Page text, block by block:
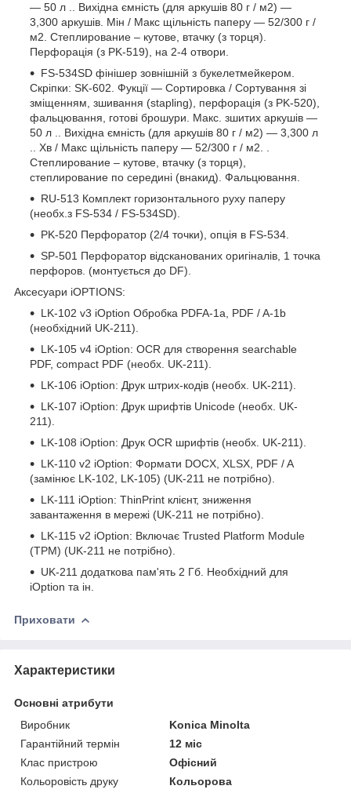
― 50 л .. Вихідна ємність (для аркушів 80 г / м2) ―
3,300 аркушів. Мін / Макс щільність паперу ― 52/300 г /
м2. Степлирование – кутове, втачку (з торця).
Перфорація (з PK-519), на 2-4 отвори.
FS-534SD фінішер зовнішній з букелетмейкером.
Скріпки: SK-602. Фукції ― Сортировка / Сортування зі
зміщенням, зшивання (stapling), перфорація (з PK-520),
фальцювання, готові брошури. Макс. зшитих аркушів ―
50 л .. Вихідна ємність (для аркушів 80 г / м2) ― 3,300 л
.. Хв / Макс щільність паперу ― 52/300 г / м2. .
Степлирование – кутове, втачку (з торця),
степлирование по середині (внакид). Фальцювання.
RU-513 Комплект горизонтального руху паперу
(необх.з FS-534 / FS-534SD).
PK-520 Перфоратор (2/4 точки), опція в FS-534.
SP-501 Перфоратор відсканованих оригіналів, 1 точка
перфоров. (монтується до DF).
Аксесуари iOPTIONS:
LK-102 v3 iOption Обробка PDFA-1a, PDF / A-1b
(необхідний UK-211).
LK-105 v4 iOption: OCR для створення searchable
PDF, compact PDF (необх . UK-211).
LK-106 iOption: Друк штрих-кодів (необх. UK-211).
LK-107 iOption: Друк шрифтів Unicode (необх. UK-
211).
LK-108 iOption: Друк OCR шрифтів (необх. UK-211).
LK-110 v2 iOption: Формати DOCX, XLSX, PDF / A
(замінює LK-102, LK-105) (UK-211 не потрібно).
LK-111 iOption: ThinPrint клієнт, зниження
завантаження в мережі (UK-211 не потрібно).
LK-115 v2 iOption: Включає Trusted Platform Module
(TPM) (UK-211 не потрібно).
UK-211 додаткова пам'ять 2 Гб. Необхідний для
iOption та ін
Приховати
Характеристики
Основні атрибути
Виробник
Konica Minolta
Гарантійний термін
12 міс
Клас пристрою
Офісний
Кольоровість друку
Кольорова